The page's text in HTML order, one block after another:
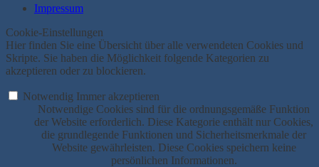
Impressum
Cookie-Einstellungen
Hier finden Sie eine Übersicht über alle verwendeten Cookies und
Skripte. Sie haben die Möglichkeit folgende Kategorien zu
akzeptieren oder zu blockieren.
Notwendig Immer akzeptieren
Notwendige Cookies sind für die ordnungsgemäße Funktion
der Website erforderlich. Diese Kategorie enthält nur Cookies,
die grundlegende Funktionen und Sicherheitsmerkmale der
Website gewährleisten. Diese Cookies speichern keine
persönlichen Informationen.